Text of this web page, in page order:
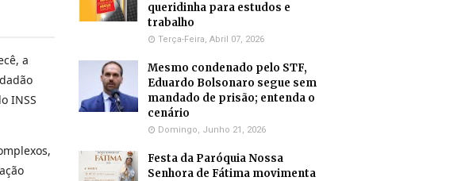
a
INSS
queridinha para estudos e
trabalho
Terça-Feira, Abril 07, 2026
Mesmo condenado pelo STF,
Eduardo Bolsonaro segue sem
mandado de prisão; entenda o
cenário
Domingo, Junho 21, 2026
Festa da Paróquia Nossa
Senhora de Fátima movimenta